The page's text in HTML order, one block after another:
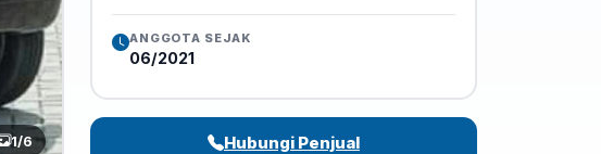
1/6
ANGGOTA SEJAK
06/2021
Hubungi Penjual